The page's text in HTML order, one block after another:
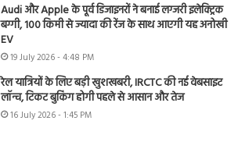
Audi और Apple के पूर्व डिजाइनरों ने बनाई लग्जरी इलेक्ट्रिक
बग्गी, 100 किमी से ज्यादा की रेंज के साथ आएगी यह अनोखी
EV
19 July 2026 - 4:48 PM
रेल यात्रियों के लिए बड़ी खुशखबरी, IRCTC की नई वेबसाइट
लॉन्च, टिकट बुकिंग होगी पहले से आसान और तेज
16 July 2026 - 1:45 PM